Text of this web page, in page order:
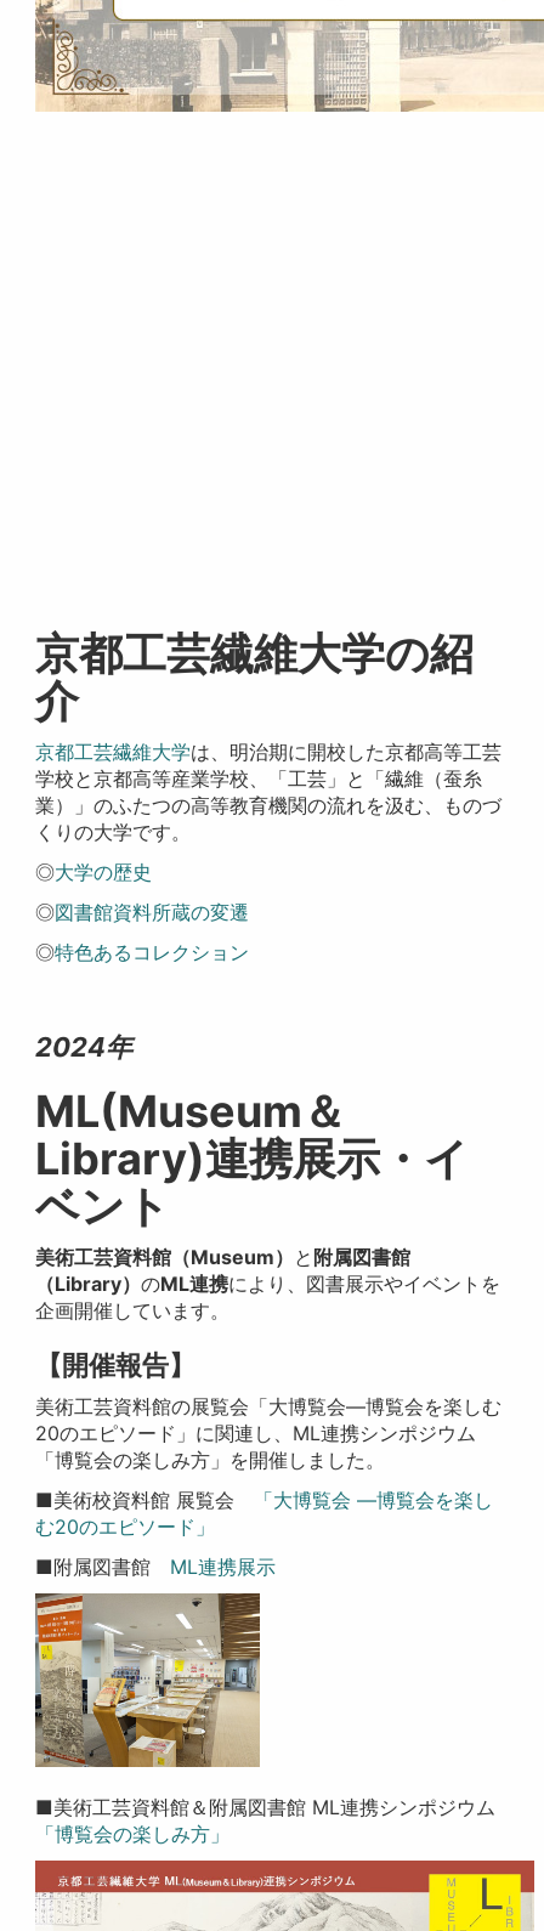
京都工芸繊維大学の紹
介
京都工芸繊維大学は、明治期に開校した京都高等工芸
学校と京都高等産業学校、「工芸」と「繊維（蚕糸
業）」のふたつの高等教育機関の流れを汲む、ものづ
くりの大学です。
◎大学の歴史
◎図書館資料所蔵の変遷
◎特色あるコレクション
2024年
ML(Museum＆
Library)連携展示・イ
ベント
美術工芸資料館（Museum） と 附属図書館
（Library）のML連携により、図書展示やイベントを
企画開催しています。
【開催報告】
美術工芸資料館の展覧会「大博覧会―博覧会を楽しむ
20のエピソード」に関連し、ML連携シンポジウム
「博覧会の楽しみ方」を開催しました。
■美術校資料館 展覧会
「大博覧会 ―博覧会を楽し
む20のエピソード」
■附属図書館 ML連携展示
■美術工芸資料館＆附属図書館 ML連携シンポジウム
「博覧会の楽しみ方」